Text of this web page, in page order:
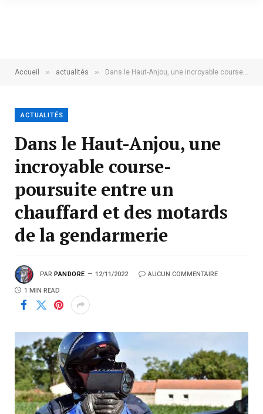
Accueil » actualités » Dans le Haut-Anjou, une incroyable course-poursuite entre un chauffard et des motards de la gendarmerie
ACTUALITÉS
Dans le Haut-Anjou, une
incroyable course-
poursuite entre un
chauffard et des motards
de la gendarmerie
PAR PANDORE 12/11/2022 AUCUN COMMENTAIRE
1 MIN READ